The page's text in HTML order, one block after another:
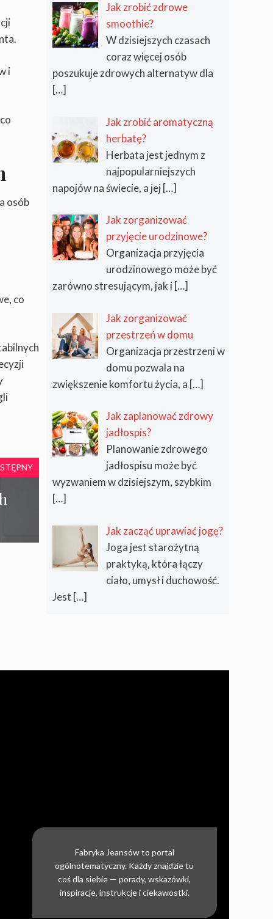
i
osób
co
Jak zrobić zdrowe
smoothie?
W dzisiejszych czasach
coraz więcej osób
poszukuje zdrowych alternatyw dla
[…]
Jak zrobić aromatyczną
herbatę?
Herbata jest jednym z
najpopularniejszych
napojów na świecie, a jej[…]
Jak zorganizować
przyjęcie urodzinowe?
Organizacja przyjęcia
urodzinowego może być
zarówno stresującym, jak i […]
Jak zorganizować
przestrzeń w domu
Organizacja przestrzeni w
domu pozwala na
zwiększenie komfortu życia, a […]
Jak zaplanować zdrowy
jadłospis?
Planowanie zdrowego
jadłospisu może być
wyzwaniem w dzisiejszym, szybkim
[…]
Jak zacząć uprawiać jogę?
Joga jest starożytną
praktyką, która łączy
ciało, umysł i duchowość.
Jest […]
Fabryka Jeansów to portal
ogólnotematyczny. Każdy znajdzie tu
coś dla siebie — porady, wskazówki,
inspiracje, instrukcje i ciekawostki.